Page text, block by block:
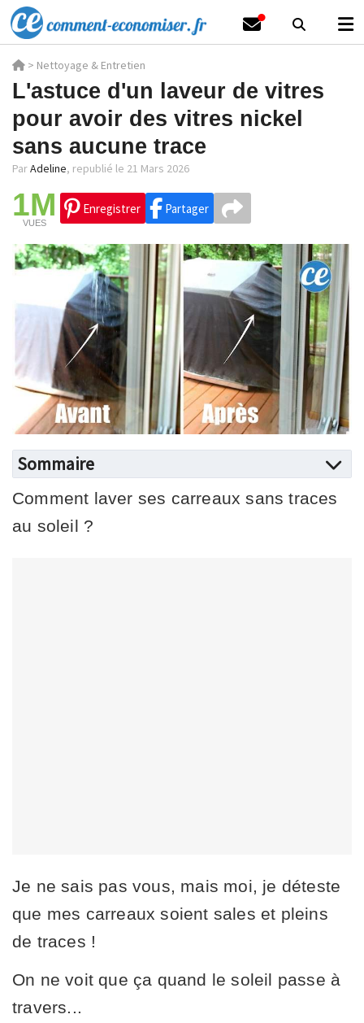
> Nettoyage & Entretien
L'astuce d'un laveur de vitres
pour avoir des vitres nickel
sans aucune trace
ParAdeline, republié le 21 Mars 2026
1M
VUES
Enregistrer Partager
Sommaire
Comment laver ses carreaux sans traces
au soleil ?
Je ne sais pas vous, mais moi, je déteste
que mes carreaux soient sales et pleins
de traces !
On ne voit que ça quand le soleil passe à
travers...